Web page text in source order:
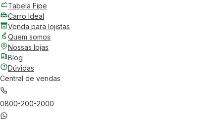
Tabela Fipe
Carro Ideal
Venda para lojistas
Quem somos
Nossas lojas
Blog
Dúvidas
Central de vendas
0800-200-2000